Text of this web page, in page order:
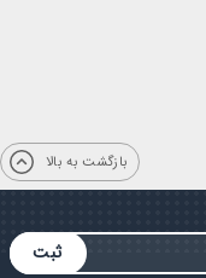
بازگشت به بالا
ثبت